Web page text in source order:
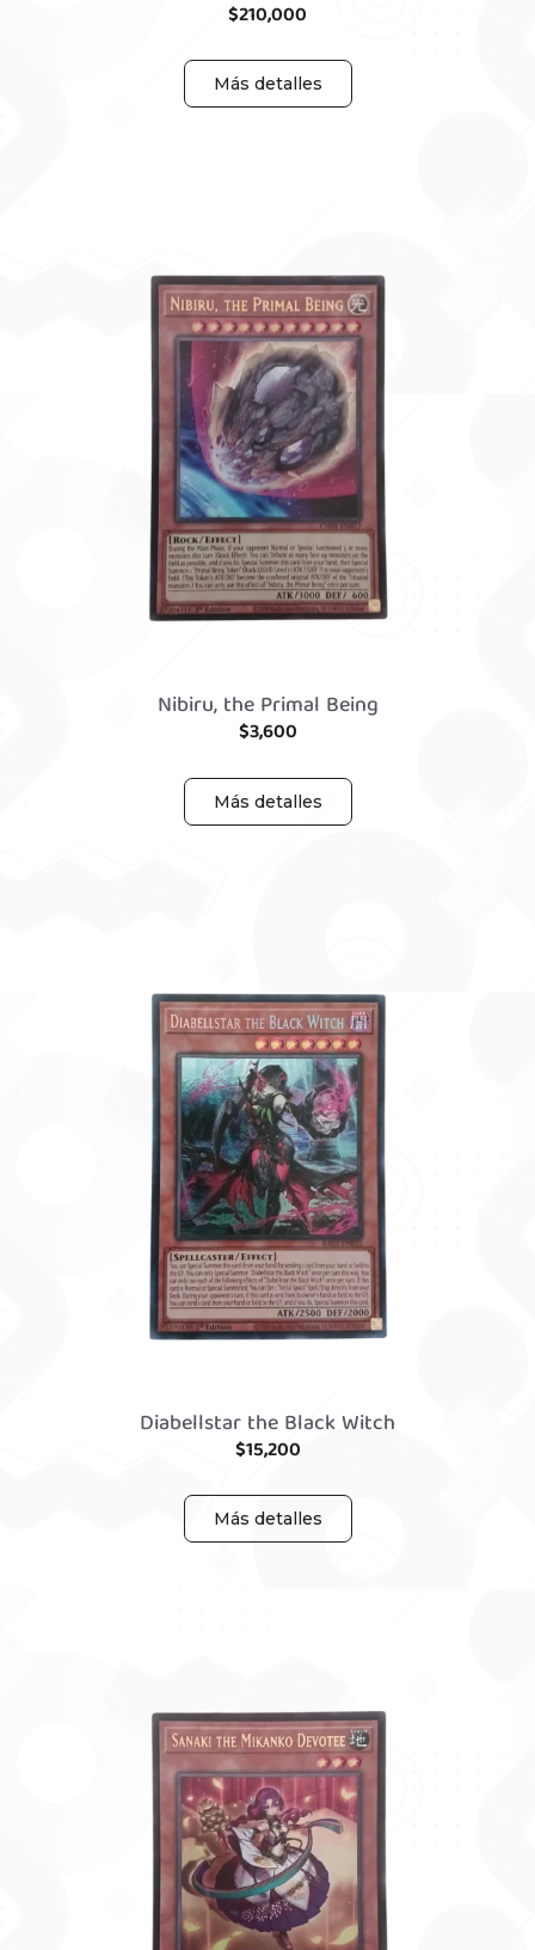
$210,000
Más detalles
Nibiru, the Primal Being
$3,600
Más detalles
Diabellstar the Black Witch
$15,200
Más detalles